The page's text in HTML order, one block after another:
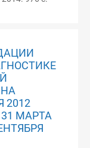
2012
МАРТА